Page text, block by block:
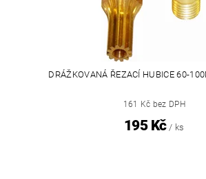
DRÁŽKOVANÁ ŘEZACÍ HUBICE 60-
161 Kč bez DPH
195 Kč / ks